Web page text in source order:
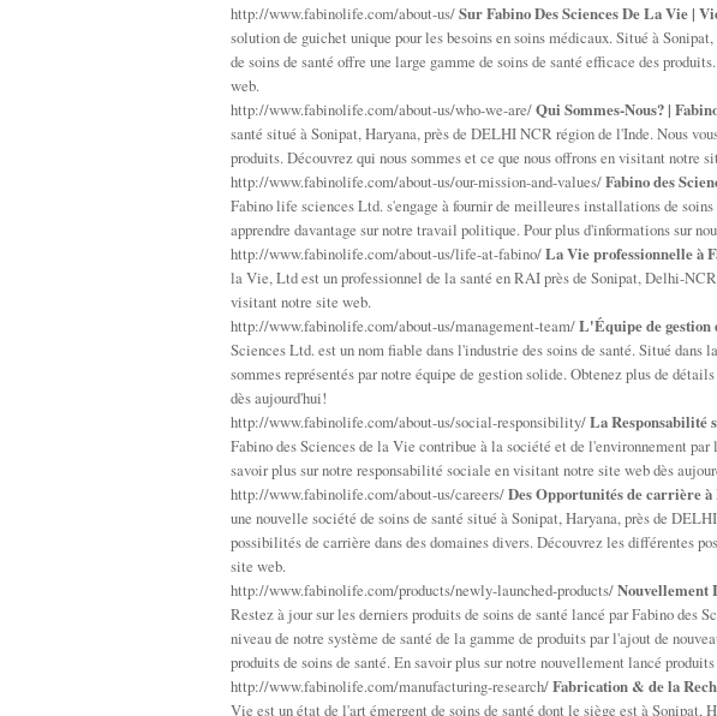
http://www.fabinolife.com/about-us/Sur Fabino Des Sciences De La Vie |
solution de guichet unique pour les besoins en soins médicaux. Situé à
de soins de santé offre une large gamme de soins de santé efficace des
web.
http://www.fabinolife.com/about-us/who-we-are/Qui Sommes-Nous? |
santé situé à Sonipat, Haryana, près de DELHI NCR région de l'Inde. Nous
produits. Découvrez qui nous sommes et ce que nous offrons en visitant notre
http://www.fabinolife.com/about-us/our-mission-and-values/Fabino des
Fabino life sciences Ltd. s'engage à fournir de meilleures installations de
apprendre davantage sur notre travail politique. Pour plus d'informations sur
http://www.fabinolife.com/about-us/life-at-fabino/La Vie professionnelle à
la Vie, Ltd est un professionnel de la santé en RAI près de Sonipat, Delhi-
visitant notre site web.
http://www.fabinolife.com/about-us/management-team/L'Équipe de gestion
Sciences Ltd. est un nom fiable dans l'industrie des soins de santé. Situé
sommes représentés par notre équipe de gestion solide. Obtenez plus de
dès aujourd'hui!
http://www.fabinolife.com/about-us/social-responsibility/La Responsabilité
Fabino des Sciences de la Vie contribue à la société et de l'environnement
savoir plus sur notre responsabilité sociale en visitant notre site web dès
http://www.fabinolife.com/about-us/careers/Des Opportunités de carrière
une nouvelle société de soins de santé situé à Sonipat, Haryana, près de
possibilités de carrière dans des domaines divers. Découvrez les différentes
site web.
http://www.fabinolife.com/products/newly-launched-products/Nouvellement
Restez à jour sur les derniers produits de soins de santé lancé par Fabino des
niveau de notre système de santé de la gamme de produits par l'ajout de
produits de soins de santé. En savoir plus sur notre nouvellement lancé
http://www.fabinolife.com/manufacturing-research/Fabrication & de la
Vie est un état de l'art émergent de soins de santé dont le siège est à